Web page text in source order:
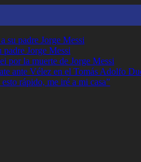
su padre Jorge Messi
Jorge Messi
por la muerte de Jorge Messi
ante Vélez en el Tomás Adolfo
rápido, me iré a mi casa”